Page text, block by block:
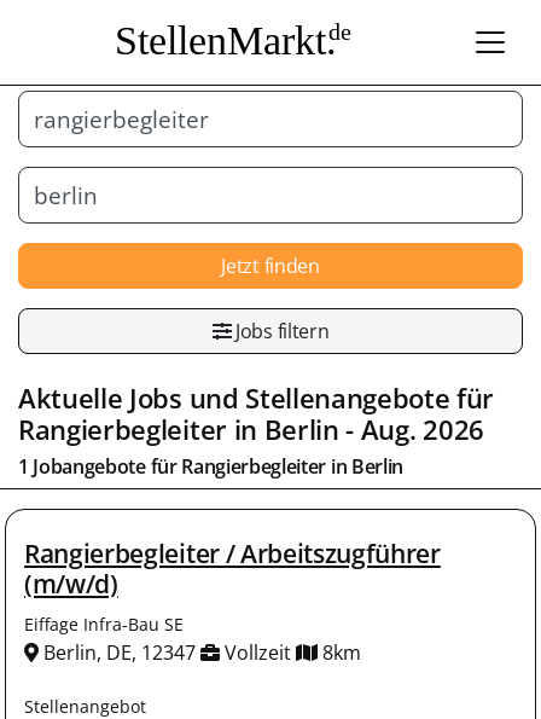
StellenMarkt.de
Jetzt finden
Jobs filtern
Aktuelle Jobs und Stellenangebote für
Rangierbegleiter in Berlin- Aug. 2026
1 Jobangebote fürRangierbegleiter in Berlin
Rangierbegleiter / Arbeitszugführer
(m/w/d)
Eiffage Infra-Bau SE
Berlin, DE, 12347 Vollzeit 8km
Stellenangebot